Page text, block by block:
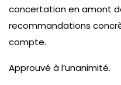
concertation en amont
recommandations
compte.
Approuvé à l’unanimité.